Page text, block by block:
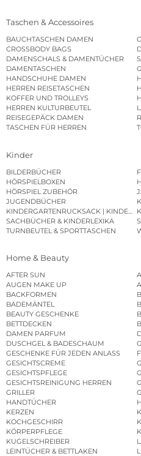
Taschen & Accessoires
BAUCHTASCHEN DAMEN
CROSSBODY BAGS
DAMENSCHALS & DAMENTÜCHER
DAMENTASCHEN
HANDSCHUHE DAMEN
HERREN REISETASCHEN
KOFFER UND TROLLEYS
HERREN KULTURBEUTEL
REISEGEPÄCK DAMEN
TASCHEN FÜR HERREN
Kinder
BILDERBÜCHER
HÖRSPIELBOXEN
HÖRSPIEL ZUBEHÖR
JUGENDBÜCHER
KINDERGARTENRUCKSACK |
SACHBÜCHER & KINDERLEXIKA
TURNBEUTEL & SPORTTASCHEN
Home & Beauty
AFTER SUN
AUGEN MAKE UP
BACKFORMEN
BADEMÄNTEL
BEAUTY GESCHENKE
BETTDECKEN
DAMEN PARFUM
DUSCHGEL & BADESCHAUM
GESCHENKE FÜR JEDEN ANLASS
GESICHTSCREME
GESICHTSPFLEGE
GESICHTSREINIGUNG HERREN
GRILLER
HANDTÜCHER
KERZEN
KOCHGESCHIRR
KÖRPERPFLEGE
KUGELSCHREIBER
LEINTÜCHER & BETTLAKEN